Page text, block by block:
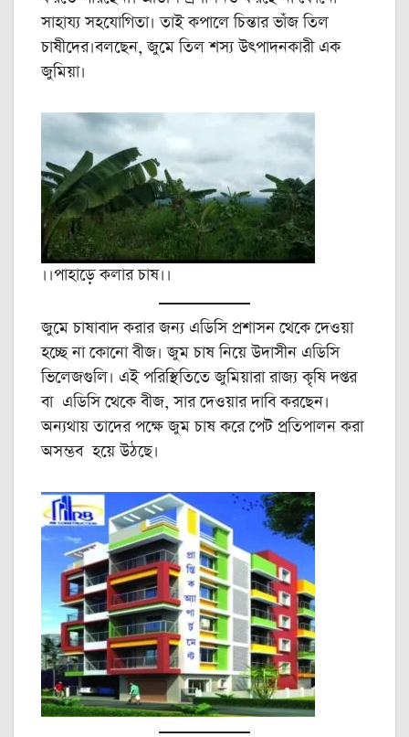
সাহায্য সহযোগিতা। তাই কপালে চিন্তার ভাঁজ তিল
চাষীদের।বলছেন, জুমে তিল শস্য উৎপাদনকারী এক
জুমিয়া।
।।পাহাড়ে কলার চাষ।।
জুমে চাষাবাদ করার জন্য এডিসি প্রশাসন থেকে দেওয়া
হচ্ছে না কোনো বীজ। জুম চাষ নিয়ে উদাসীন এডিসি
ভিলেজগুলি। এই পরিস্থিতিতে জুমিয়ারা রাজ্য কৃষি দপ্তর
বা এডিসি থেকে বীজ, সার দেওয়ার দাবি করছেন।
অন্যথায় তাদের পক্ষে জুম চাষ করে পেট প্রতিপালন করা
অসম্ভব হয়ে উঠছে।